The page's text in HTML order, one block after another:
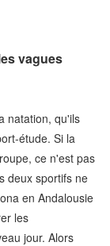
vagues
natation, qu'ils
étude. Si la
ce n'est pas
deux sportifs ne
en Andalousie
les
jour. Alors